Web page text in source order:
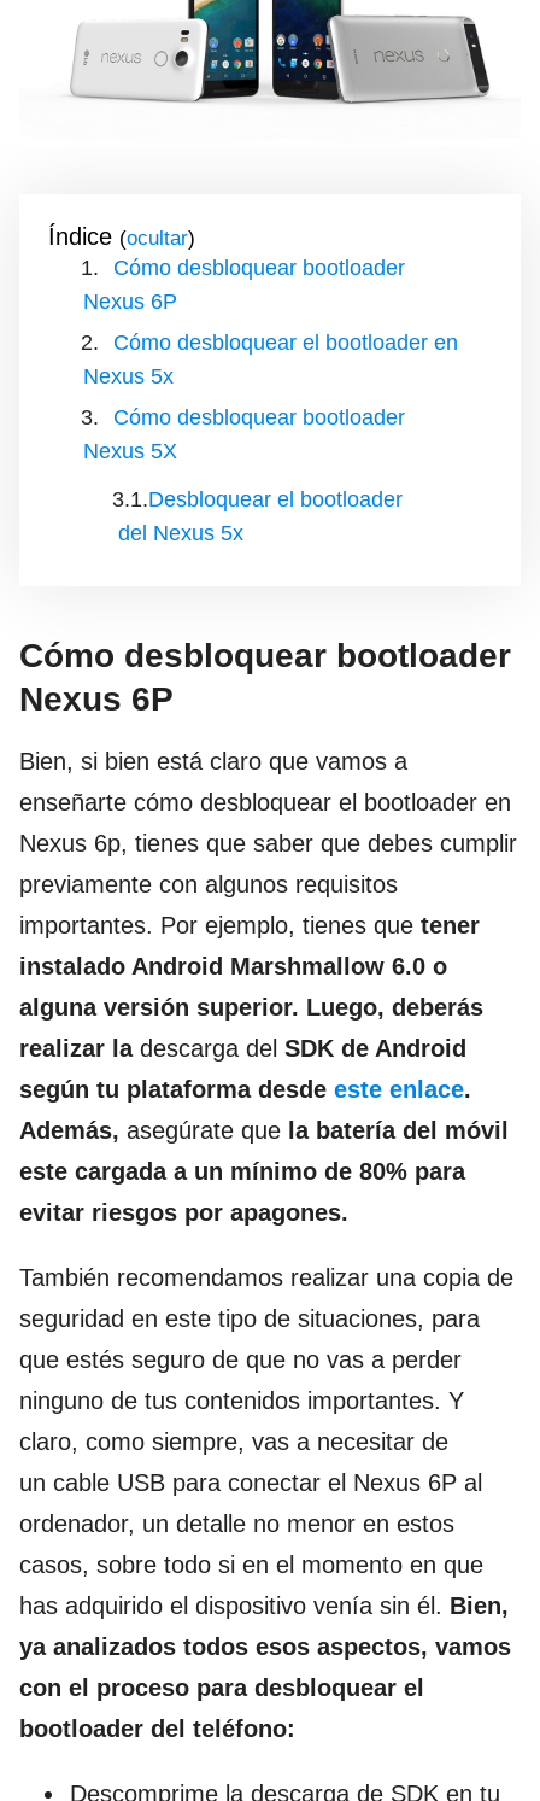
Índice ( )
Cómo desbloquear bootloader
Nexus 6P
Cómo desbloquear el bootloader en
Nexus 5x
Cómo desbloquear bootloader
Nexus 5X
Desbloquear el bootloader
del Nexus 5x
Cómo desbloquear bootloader
Nexus 6P
Bien, si bien está claro que vamos a
enseñarte cómo desbloquear el bootloader en
Nexus 6p, tienes que saber que debes cumplir
previamente con algunos requisitos
importantes. Por ejemplo, tienes que tener
instalado Android Marshmallow 6.0 o
alguna versión superior. Luego, deberás
realizar la descarga del SDK de Android
según tu plataforma desde este enlace.
Además, asegúrate que la batería del móvil
este cargada a un mínimo de 80% para
evitar riesgos por apagones.
También recomendamos realizar una copia de
seguridad en este tipo de situaciones, para
que estés seguro de que no vas a perder
ninguno de tus contenidos importantes. Y
claro, como siempre, vas a necesitar de
un cable USB para conectar el Nexus 6P al
ordenador, un detalle no menor en estos
casos, sobre todo si en el momento en que
has adquirido el dispositivo venía sin él. Bien,
ya analizados todos esos aspectos, vamos
con el proceso para desbloquear el
bootloader del teléfono:
Descomprime la descarga de SDK en tu